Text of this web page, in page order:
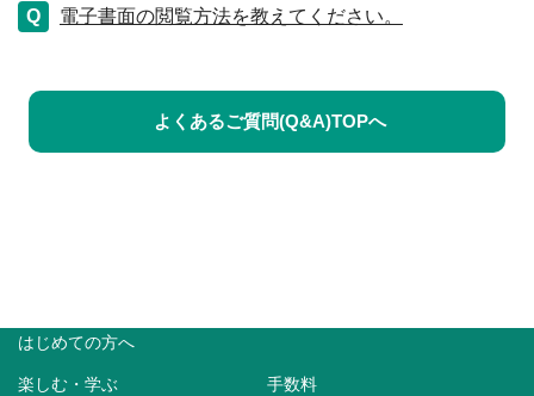
電子書面の閲覧方法を教えてください。
よくあるご質問(Q&A)TOPへ
はじめての方へ
楽しむ・学ぶ 手数料